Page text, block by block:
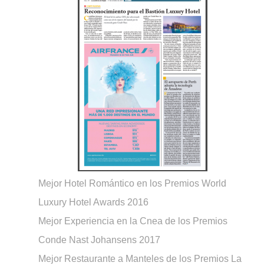
Mejor Hotel Romántico en los Premios World
Luxury Hotel Awards 2016
Mejor Experiencia en la Cnea de los Premios
Conde Nast Johansens 2017
Mejor Restaurante a Manteles de los Premios La